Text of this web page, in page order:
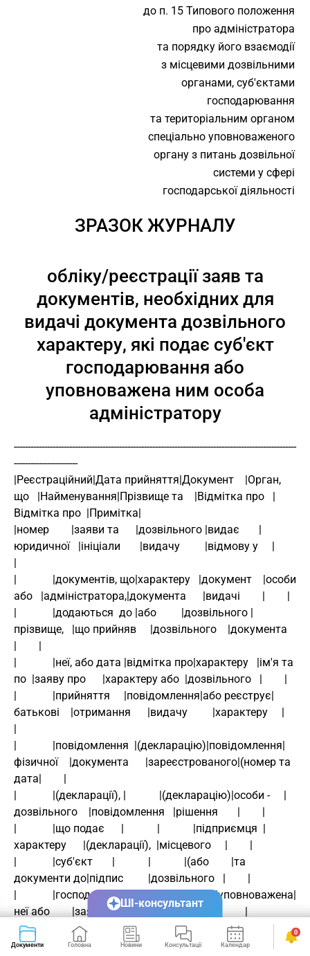
до п. 15 Типового положення
про адміністратора
та порядку його взаємодії
з місцевими дозвільними
органами, суб'єктами
господарювання
та територіальним органом
спеціально уповноваженого
органу з питань дозвільної
системи у сфері
господарської діяльності
ЗРАЗОК ЖУРНАЛУ
обліку/реєстрації заяв та
документів, необхідних для
видачі документа дозвільного
характеру, які подає суб'єкт
господарювання або
уповноважена ним особа
адміністратору
------------------------------------------------------------------------------------------------------
-----------------------
|Реєстраційний|Дата прийняття|Документ    |Орган,
що   |Найменування|Прізвище та    |Відмітка про   |
Відмітка про  |Примітка|
|номер        |заяви та      |дозвільного |видає       |
юридичної   |ініціали       |видачу         |відмову у     |
|
|             |документів, що|характеру   |документ    |особи
або   |адміністратора,|документа      |видачі        |        |
|             |додаються  до |або         |дозвільного |
прізвище,   |що прийняв     |дозвільного    |документа
|        |
|             |неї, або дата |відмітка про|характеру   |ім'я та
по  |заяву про      |характеру або  |дозвільного   |        |
|             |прийняття     |повідомлення|або реєструє|
батькові    |отримання      |видачу         |характеру     |
|
|             |повідомлення  |(декларацію)|повідомлення|
фізичної    |документа      |зареєстрованого|(номер та
дата|        |
|             |(декларації), |            |(декларацію)|особи -     |
дозвільного    |повідомлення   |рішення       |        |
|             |що подає      |            |            |підприємця  |
характеру      |(декларації),  |місцевого     |        |
|             |суб'єкт       |            |            |(або        |та
документи до|підпис         |дозвільного   |        |
|             |господарювання|            |            |уповноважена|
неї або        |заявника та    |органу про    |        |
|             |про           |            |            |ним особа), |
повідомлення   |дата отримання |відмову у     |        |
Документи Головна Новини Консультації Календар Сервіси
0
ШІ-консультант